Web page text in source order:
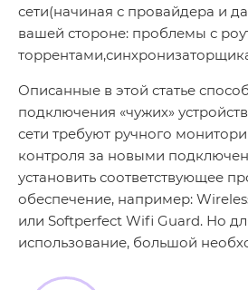
сети(начиная с провайдера и
вашей стороне: проблемы с
Описанные в этой статье
подключения «чужих»
сети требуют ручного
контроля за новыми
установить соответствующее
обеспечение, например:
или Softperfect Wifi Guard. Но
использование, большой